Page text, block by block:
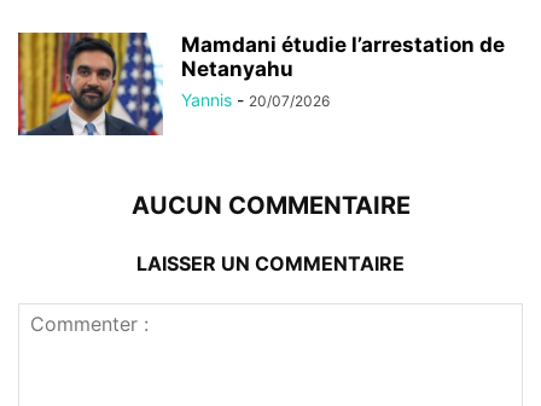
Mamdani étudie l’arrestation de
Netanyahu
Yannis - 20/07/2026
AUCUN COMMENTAIRE
LAISSER UN COMMENTAIRE